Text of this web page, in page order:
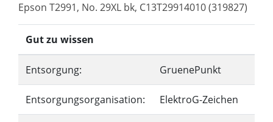
Epson T2991, No. 29XL bk, C13T29914010 (319827)
Gut zu wissen
Entsorgung: GruenePunkt
Entsorgungsorganisation: ElektroG-Zeichen